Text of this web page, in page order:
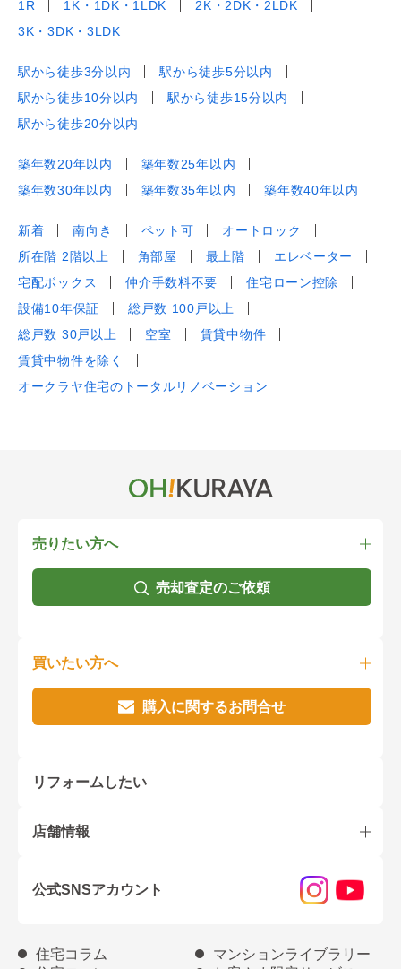
1R 1K・1DK・1LDK
2K・2DK・2LDK
3K・3DK・3LDK
駅から徒歩3分以内
駅から徒歩5分以内
駅から徒歩10分以内
駅から徒歩15分以内
駅から徒歩20分以内
築年数20年以内
築年数25年以内
築年数30年以内
築年数35年以内 築年数40年以内
新着 南向き ペット可
オートロック
所在階 2階以上
角部屋 最上階
エレベーター
宅配ボックス
仲介手数料不要
住宅ローン控除
設備10年保証
総戸数 100戸以上
総戸数 30戸以上
空室
賃貸中物件
賃貸中物件を除く
オークラヤ住宅のトータルリノベーション
売りたい方へ
売却査定のご依頼
買いたい方へ
購入に関するお問合せ
リフォームしたい
店舗情報
公式SNSアカウント
住宅コラム
マンションライブラリー